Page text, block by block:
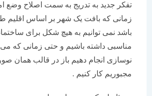
تفکر جدید به تدریج به سمت اصلاح وضع امور
زمانی که بافت یک شهر بر اساس اقلیم
باشد نمی توانیم به هیچ شکل برای ساختمانها
مناسبی داشته باشیم و حتی زمانی که می
نوسازی انجام دهیم باز در قالب همان صورت
مجبوریم کار کنیم .